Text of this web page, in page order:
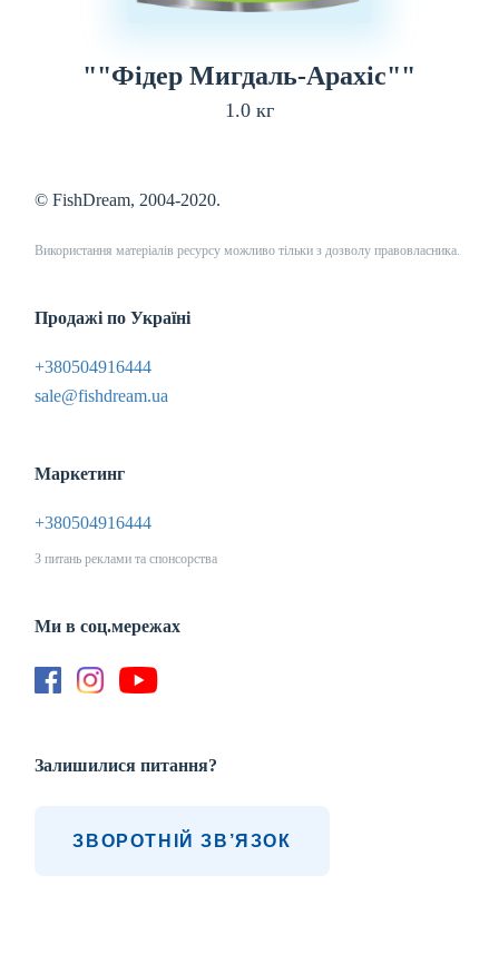
""Фідер Мигдаль-Арахіс""
1.0 кг
© FishDream, 2004-2020.
Використання матеріалів ресурсу можливо тільки з дозволу правовласника.
Продажі по Україні
+380504916444
sale@fishdream.ua
Маркетинг
+380504916444
З питань реклами та спонсорства
Ми в соц.мережах
Залишилися питання?
ЗВОРОТНIЙ ЗВ’ЯЗОК